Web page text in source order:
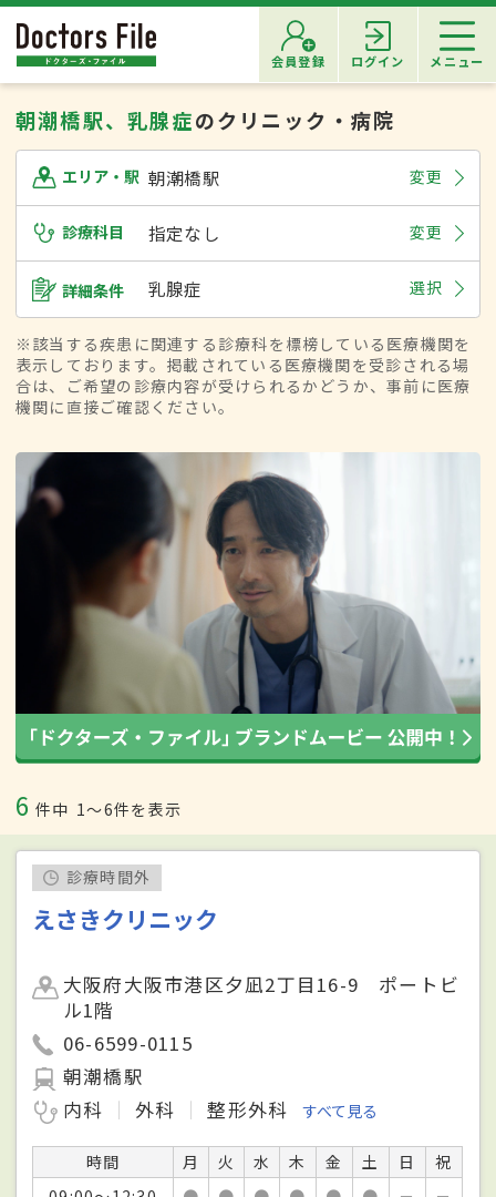
会員登録 ログイン メニュー
朝潮橋駅、乳腺症のクリニック・病院
エリア・駅 朝潮橋駅 変更
診療科目 指定なし 変更
詳細条件 乳腺症 選択
※該当する疾患に関連する診療科を標榜している医療機関を
表示しております。掲載されている医療機関を受診される場
合は、ご希望の診療内容が受けられるかどうか、事前に医療
機関に直接ご確認ください。
6 件中 1〜6件を表示
診療時間外
えさきクリニック
大阪府大阪市港区夕凪2丁目16-9 ポートビ
ル1階
06-6599-0115
朝潮橋駅
内科
外科 整形外科 すべて見る
時間 月 火 水 木 金 土 日
祝